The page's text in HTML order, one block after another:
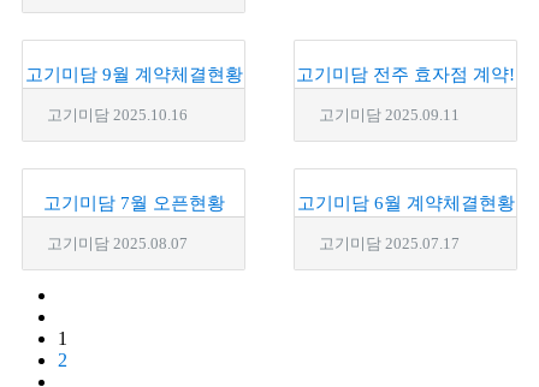
고기미담 9월 계약체결현황
고기미담 2025.10.16
고기미담 전주 효자점 계약!
고기미담 2025.09.11
고기미담 7월 오픈현황
고기미담 2025.08.07
고기미담 6월 계약체결현황
고기미담 2025.07.17
1
2